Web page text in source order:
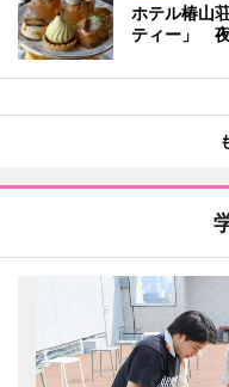
ホテル椿山
ティー」